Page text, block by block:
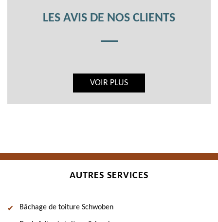
LES AVIS DE NOS CLIENTS
VOIR PLUS
AUTRES SERVICES
Bâchage de toiture Schwoben